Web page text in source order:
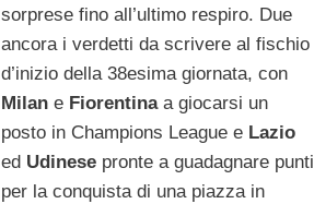
sorprese fino all’ultimo respiro. Due
ancora i verdetti da scrivere al fischio
d’inizio della 38esima giornata, con
Milane Fiorentinaa giocarsi un
posto in Champions League e Lazio
ed Udinesepronte a guadagnare punti
per la conquista di una piazza in